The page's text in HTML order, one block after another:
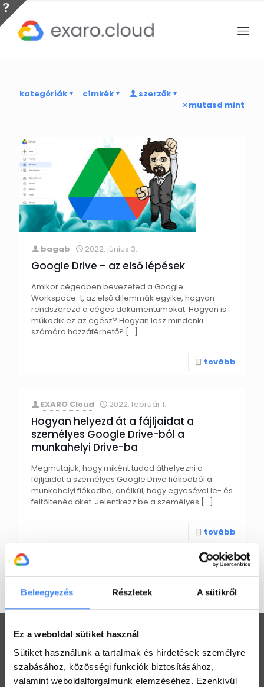
Beleegyezés Részletek A sütikről
Ez a weboldal sütiket használ
Sütiket használunk a tartalmak és hirdetések személyre
szabásához, közösségi funkciók biztosításához,
valamint weboldalforgalmunk elemzéséhez. Ezenkívül
kategóriák címkék
szerzők
mutasd mint
bagab 2022. június 3.
Google Drive – az első lépések
Amikor cégedben bevezeted a Google
Workspace-t, az első dilemmák egyike, hogyan
rendszerezd a céges dokumentumokat. Hogyan is
működik ez az egész? Hogyan lesz mindenki
számára hozzáférhető? […]
tovább
EXARO Cloud 2022. február 1.
Hogyan helyezd át a fájljaidat a
személyes Google Drive-ból a
munkahelyi Drive-ba
Megmutajuk, hogy miként tudod áthelyezni a
fájljaidat a személyes Google Drive fiókodból a
munkahelyi fiókodba, anélkül, hogy egyesével le- és
feltöltenéd őket. Jelentkezz be a személyes […]
tovább
Workspace praktikák